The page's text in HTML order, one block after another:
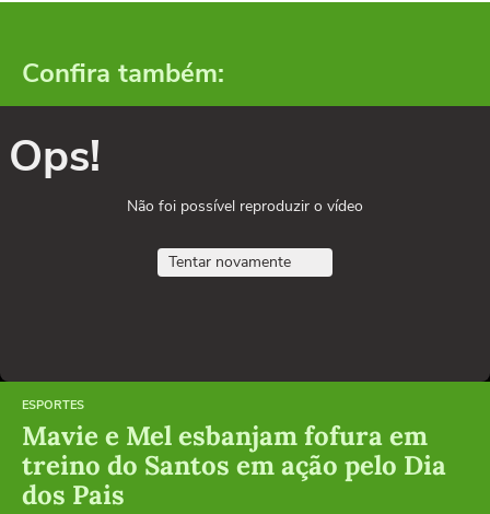
Confira também:
Ops!
Não foi possível reproduzir o vídeo
Tentar novamente
ESPORTES
Mavie e Mel esbanjam fofura em
treino do Santos em ação pelo Dia
dos Pais